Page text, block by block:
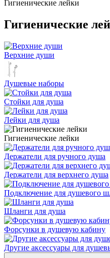
Гигиенические лейки
Гигиенические
Верхние души
Душевые наборы
Стойки для душа
Лейки для душа
Гигиенические лейки
Держатели для ручного душа
Держатели для верхнего душа
Подключение для душевого
Шланги для душа
Форсунки в душевую кабину
Другие аксессуары для